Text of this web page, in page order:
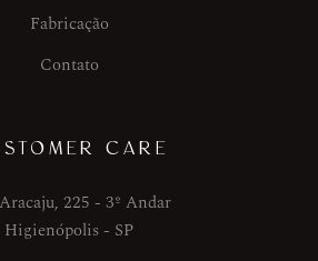
Fabricação
Contato
CARE
225 - 3º Andar
Higienópolis - SP